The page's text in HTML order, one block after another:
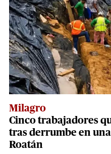
Milagro
Cinco trabajadores
tras derrumbe en
Roatán